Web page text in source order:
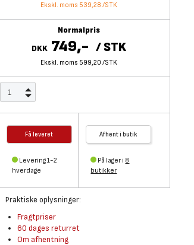
Ekskl. moms 539,28 /STK
Normalpris
DKK 749,- /STK
Ekskl. moms 599,20 /STK
Få leveret
Levering 1-2
hverdage
Afhent i butik
På lager i 8
butikker
Praktiske oplysninger:
Fragtpriser
60 dages returret
Om afhentning